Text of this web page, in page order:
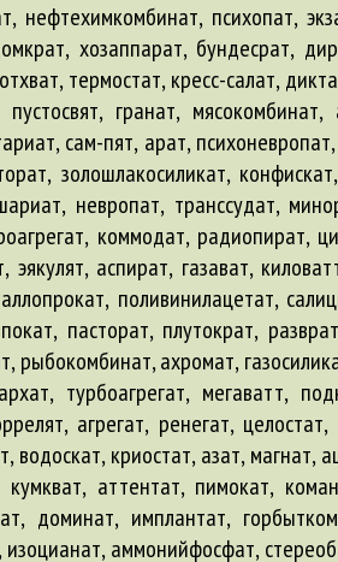
нефтехимкомбинат, психопат,
хозаппарат, бундесрат,
термостат, кресс-салат,
гранат,
сам-пят, арат,
золошлакосиликат,
невропат, транссудат,
коммодат, радиопират,
аспират, газават,
поливинилацетат,
пасторат, плутократ,
ахромат,
турбоагрегат, мегаватт,
агрегат, ренегат,
криостат, азат, магнат,
аттентат, пимокат,
доминат, имплантат,
аммонийфосфат,